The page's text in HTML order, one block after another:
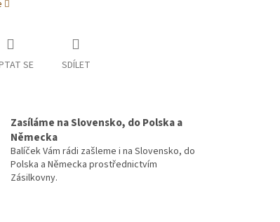
SE SDÍLET
Zasíláme na Slovensko, do Polska a
Německa
Balíček Vám rádi zašleme i na Slovensko, do
Polska a Německa prostřednictvím
Zásilkovny.